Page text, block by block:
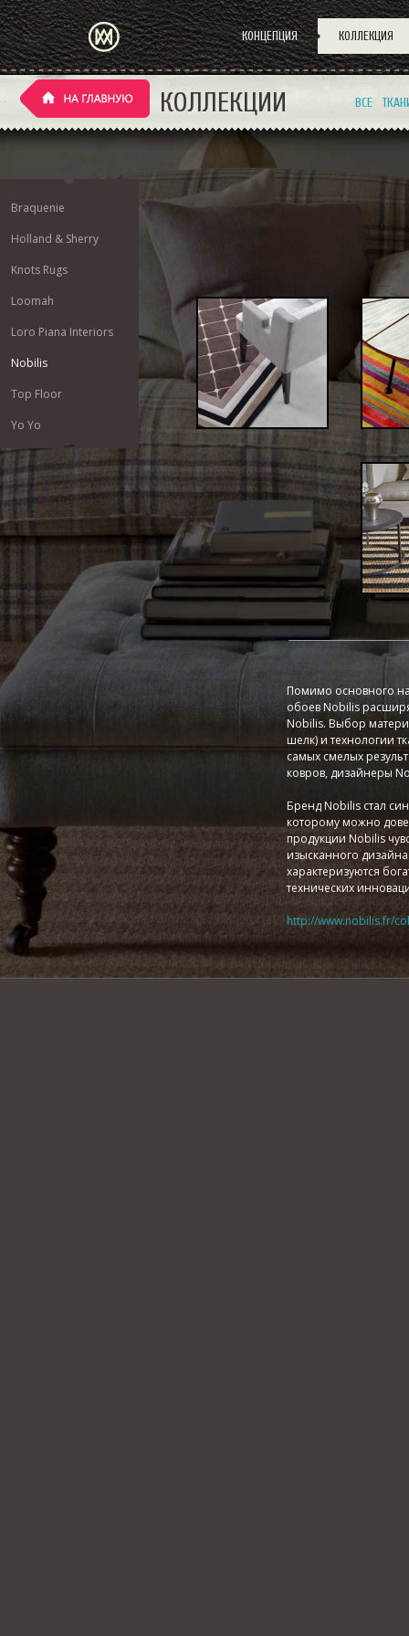
КОНЦЕПЦИЯ КОЛЛЕКЦИЯ
КОЛЛЕКЦИИ ВСЕ
Braquenie
Holland & Sherry
Knots Rugs
Loomah
Loro Piana Interiors
Nobilis
Top Floor
Yo Yo
Помимо основного
обоев Nobilis
Nobilis. Выбор
шелк) и технологии
самых смелых
ковров, дизайнеры
Бренд Nobilis стал
которому можно
продукции Nobilis
изысканного
характеризуются
технических
http://www.nobilis.fr/